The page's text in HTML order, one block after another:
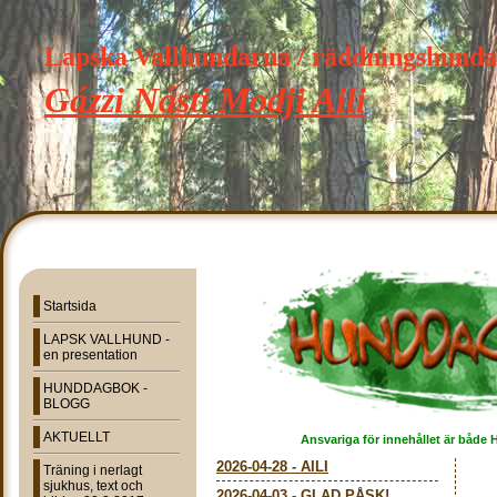
Lapska Vallhundarna /
Gázzi Násti Modji Aili
Startsida
LAPSK VALLHUND -
en presentation
HUNDDAGBOK -
BLOGG
AKTUELLT
Träning i nerlagt
sjukhus, text och
Ansvariga för innehållet är både
2026-04-28 - AILI